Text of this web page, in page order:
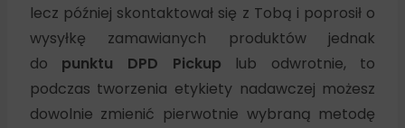
lecz później skontaktował się z Tobą i poprosił o
wysyłkę zamawianych produktów jednak
do punktu DPD Pickup lub odwrotnie, to
podczas tworzenia etykiety nadawczej możesz
dowolnie zmienić pierwotnie wybraną metodę